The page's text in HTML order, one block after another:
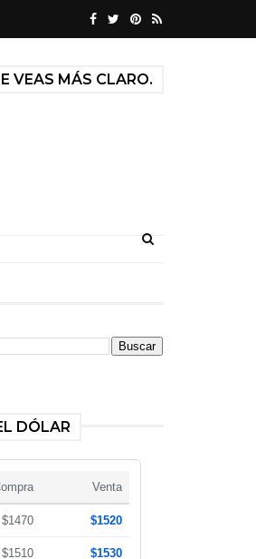
VEAS MÁS CLARO.
DÓLAR
Venta
$1470 $1520
$1510 $1530